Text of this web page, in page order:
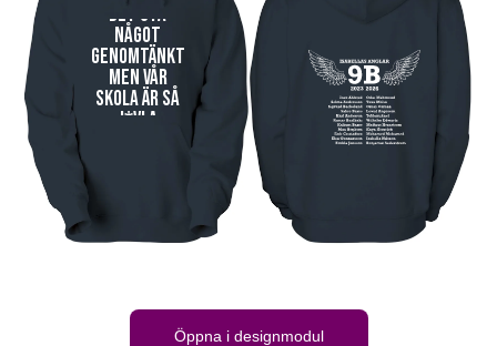
det stå
något
genomtänkt
men vår
skola är så
j*vla
Öppna i designmodul